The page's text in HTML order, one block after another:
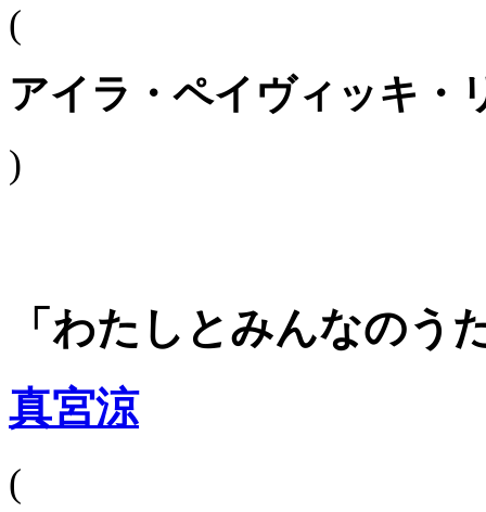
(
アイラ・ペイヴィッキ・
)
「わたしとみんなのう
真宮涼
(